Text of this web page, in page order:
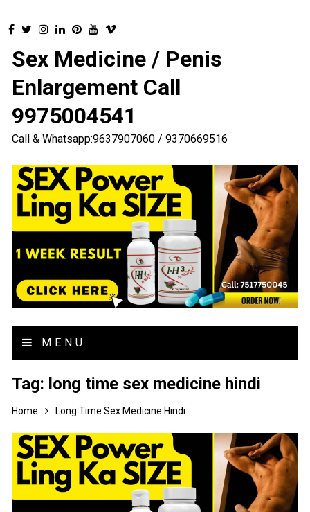
Sex Medicine / Penis
Enlargement Call
9975004541
Call & Whatsapp:9637907060 / 9370669516
MENU
Tag: long time sex medicine hindi
Home Long Time Sex Medicine Hindi